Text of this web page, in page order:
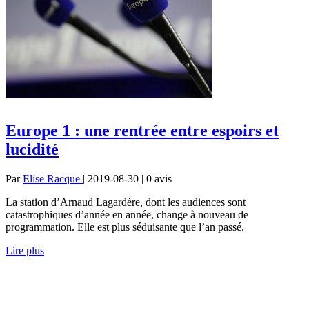
Europe 1 : une rentrée entre espoirs et
lucidité
ParElise Racque | 2019-08-30 | 0 avis
La station d’Arnaud Lagardère, dont les audiences sont
catastrophiques d’année en année, change à nouveau de
programmation. Elle est plus séduisante que l’an passé.
Lire plus